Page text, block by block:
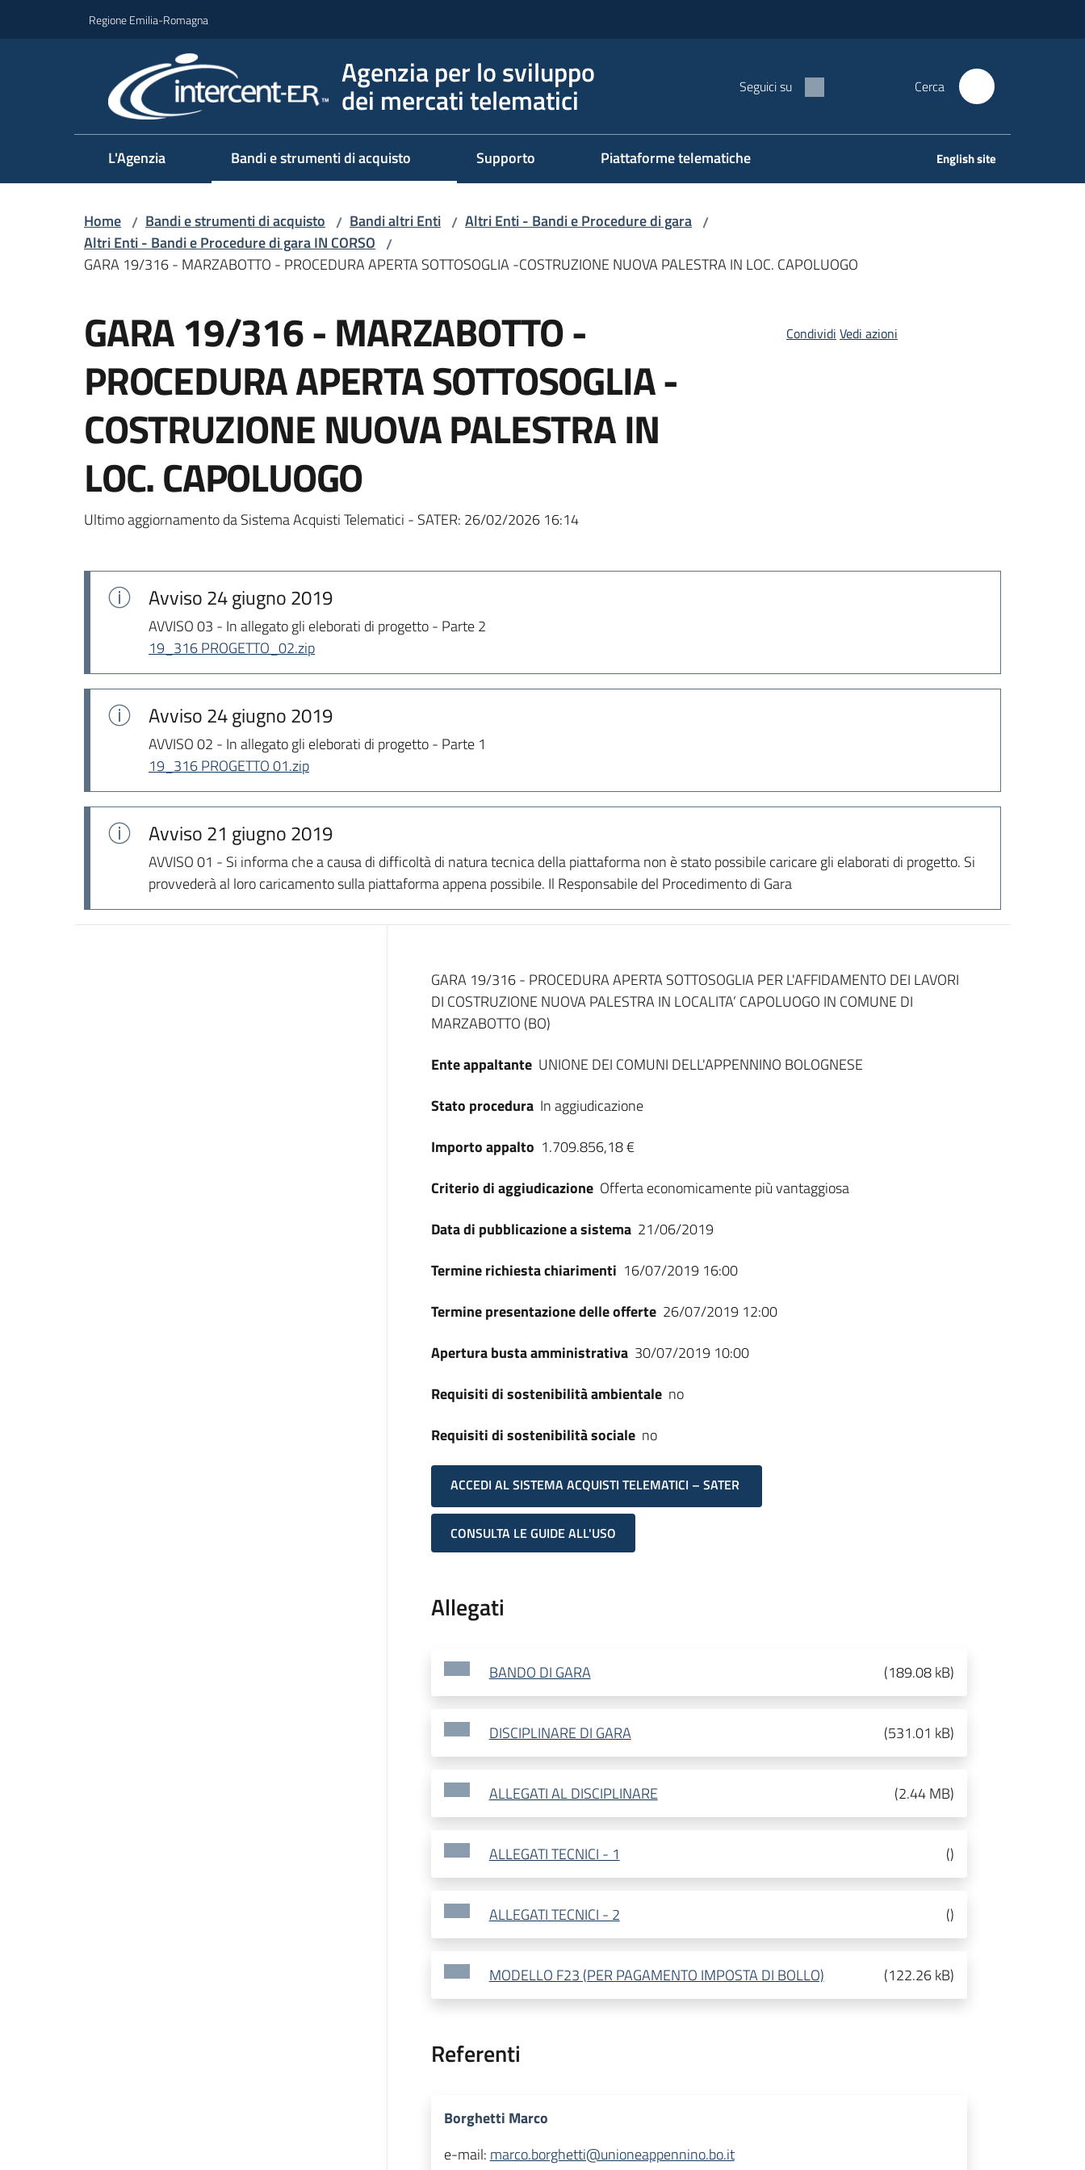
Regione Emilia-Romagna
Agenzia per lo sviluppo
dei mercati telematici Seguici su Cerca
L'Agenzia Bandi e strumenti di acquisto Supporto Piattaforme telematiche English site
Home / Bandi e strumenti di acquisto / Bandi altri Enti / Altri Enti - Bandi e Procedure di gara /
Altri Enti - Bandi e Procedure di gara IN CORSO /
GARA 19/316 - MARZABOTTO - PROCEDURA APERTA SOTTOSOGLIA -COSTRUZIONE NUOVA PALESTRA IN LOC. CAPOLUOGO
GARA 19/316 - MARZABOTTO -
PROCEDURA APERTA SOTTOSOGLIA -
COSTRUZIONE NUOVA PALESTRA IN
LOC. CAPOLUOGO
Ultimo aggiornamento da Sistema Acquisti Telematici - SATER: 26/02/2026 16:14
Condividi Vedi azioni
Avviso24 giugno 2019
AVVISO 03 - In allegato gli eleborati di progetto - Parte 2
19_316 PROGETTO_02.zip
Avviso24 giugno 2019
AVVISO 02 - In allegato gli eleborati di progetto - Parte 1
19_316 PROGETTO 01.zip
Avviso21 giugno 2019
AVVISO 01 - Si informa che a causa di difficoltà di natura tecnica della piattaforma non è stato possibile caricare gli elaborati di progetto. Si
provvederà al loro caricamento sulla piattaforma appena possibile. Il Responsabile del Procedimento di Gara
Dati del bando
GARA 19/316 - PROCEDURA APERTA SOTTOSOGLIA PER L'AFFIDAMENTO DEI LAVORI
DI COSTRUZIONE NUOVA PALESTRA IN LOCALITA’ CAPOLUOGO IN COMUNE DI
MARZABOTTO (BO)
Ente appaltante UNIONE DEI COMUNI DELL'APPENNINO BOLOGNESE
Stato procedura In aggiudicazione
Importo appalto 1.709.856,18 €
Criterio di aggiudicazione Offerta economicamente più vantaggiosa
Data di pubblicazione a sistema 21/06/2019
Termine richiesta chiarimenti 16/07/2019 16:00
Termine presentazione delle offerte 26/07/2019 12:00
Apertura busta amministrativa 30/07/2019 10:00
Requisiti di sostenibilità ambientale no
Requisiti di sostenibilità sociale no
ACCEDI AL SISTEMA ACQUISTI TELEMATICI – SATER
CONSULTA LE GUIDE ALL'USO
Allegati
BANDO DI GARA (189.08 kB)
DISCIPLINARE DI GARA (531.01 kB)
ALLEGATI AL DISCIPLINARE (2.44 MB)
ALLEGATI TECNICI - 1 ()
ALLEGATI TECNICI - 2 ()
MODELLO F23 (PER PAGAMENTO IMPOSTA DI BOLLO) (122.26 kB)
Referenti
Borghetti Marco
e-mail: marco.borghetti@unioneappennino.bo.it